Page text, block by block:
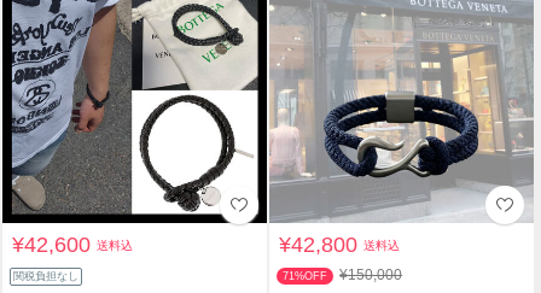
¥42,600送料込
関税負担なし
¥42,800送料込
71%OFF ¥150,000